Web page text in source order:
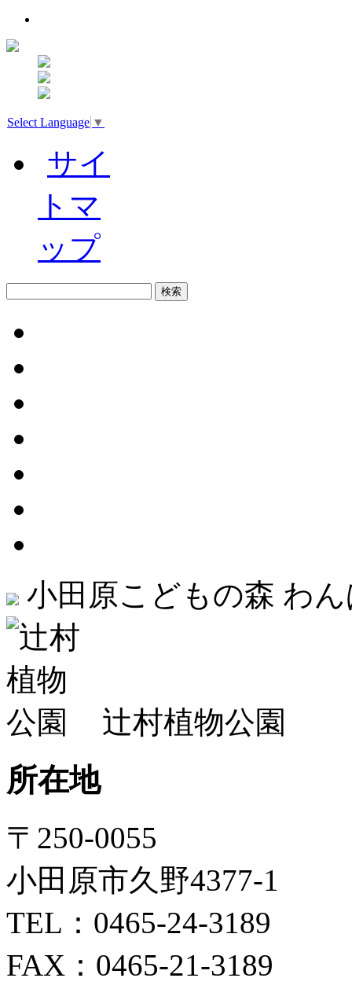
Select Language ▼
サイ
トマ
ップ
小田原こどもの森 わ
辻村植物公園
所在地
〒250-0055
小田原市久野4377-1
TEL： 0465-24-3189
FAX： 0465-21-3189